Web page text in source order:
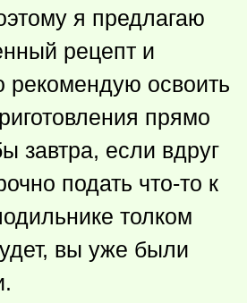
я предлагаю
рецепт и
рекомендую освоить
прямо
завтра, если вдруг
подать что-то к
толком
вы уже были